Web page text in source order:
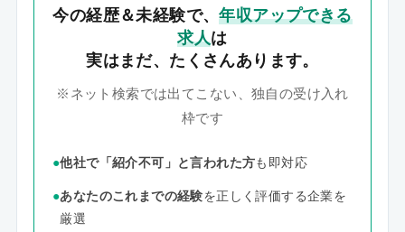
今の経歴＆未経験で、年収アップできる
求人は
実はまだ、たくさんあります。
※ネット検索では出てこない、独自の受け入れ
枠です
●他社で「紹介不可」と言われた方も即対応
●あなたのこれまでの経験を正しく評価する企業を
厳選